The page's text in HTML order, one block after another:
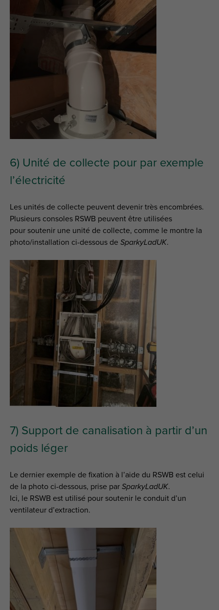
6) Unité de collecte pour par exemple
l’électricité
Les unités de collecte peuvent devenir très encombrées.
Plusieurs consoles RSWB peuvent être utilisées
pour soutenir une unité de collecte, comme le montre la
photo/installation ci-dessous de SparkyLadUK.
7) Support de canalisation à partir d’un
poids léger
Le dernier exemple de fixation à l’aide du RSWB est celui
de la photo ci-dessous, prise par SparkyLadUK.
Ici, le RSWB est utilisé pour soutenir le conduit d’un
ventilateur d’extraction.